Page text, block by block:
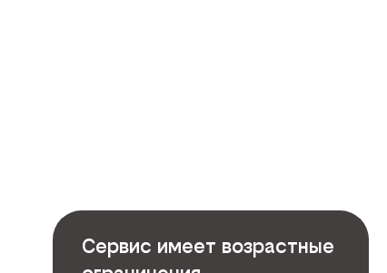
Сервис имеет возрастные